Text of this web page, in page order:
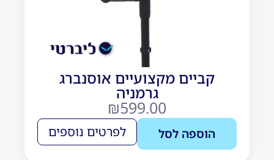
קביים מקצועיים אוסנברג
גרמניה
₪599.00
הוספה לסל לפרטים נוספים